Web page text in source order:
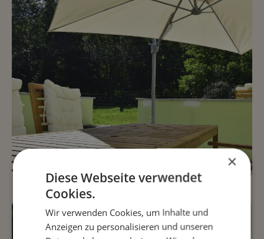
×
Diese Webseite verwendet
Cookies.
Wir verwenden Cookies, um Inhalte und
Anzeigen zu personalisieren und unseren